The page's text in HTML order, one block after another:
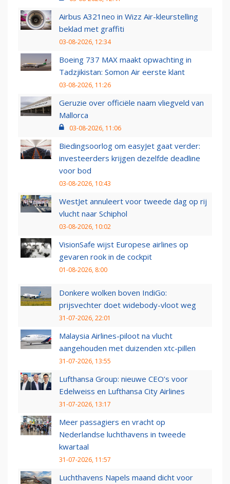
Airbus A321neo in Wizz Air-kleurstelling
beklad met graffiti
03-08-2026, 12:34
Boeing 737 MAX maakt opwachting in
Tadzjikistan: Somon Air eerste klant
03-08-2026, 11:26
Geruzie over officiële naam vliegveld van
Mallorca
03-08-2026, 11:06
Biedingsoorlog om easyJet gaat verder:
investeerders krijgen dezelfde deadline
voor bod
03-08-2026, 10:43
WestJet annuleert voor tweede dag op rij
vlucht naar Schiphol
03-08-2026, 10:02
VisionSafe wijst Europese airlines op
gevaren rook in de cockpit
01-08-2026, 8:00
Donkere wolken boven IndiGo:
prijsvechter doet widebody-vloot weg
31-07-2026, 22:01
Malaysia Airlines-piloot na vlucht
aangehouden met duizenden xtc-pillen
31-07-2026, 13:55
Lufthansa Group: nieuwe CEO’s voor
Edelweiss en Lufthansa City Airlines
31-07-2026, 13:17
Meer passagiers en vracht op
Nederlandse luchthavens in tweede
kwartaal
31-07-2026, 11:57
Luchthavens Napels maand dicht voor